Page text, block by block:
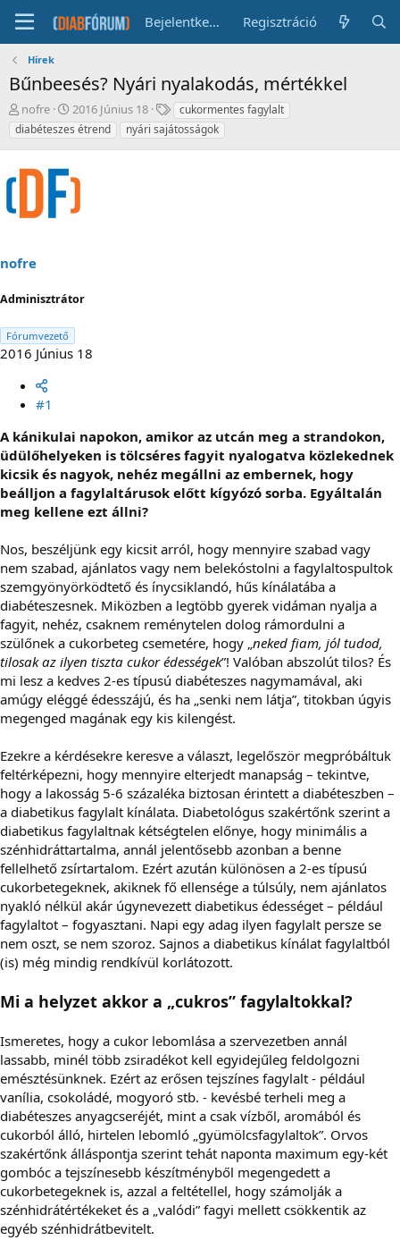
Bejelentkezés Regisztráció
Hírek
Bűnbeesés? Nyári nyalakodás, mértékkel
T
é
m
i
i
nofre
K
e
z
é
s
d
2016 Június 18
C
í
m
cukormentes fagylalt
diabéteszes étrend
nyári sajátosságok
nofre
Adminisztrátor
Fórumvezető
2016 Június 18
#1
A kánikulai napokon, amikor az utcán meg a strandokon,
üdülőhelyeken is tölcséres fagyit nyalogatva közlekednek
kicsik és nagyok, nehéz megállni az embernek, hogy
beálljon a fagylaltárusok előtt kígyózó sorba. Egyáltalán
meg kellene ezt állni?
Nos, beszéljünk egy kicsit arról, hogy mennyire szabad vagy
nem szabad, ajánlatos vagy nem belekóstolni a fagylaltospultok
szemgyönyörködtető és ínycsiklandó, hűs kínálatába a
diabéteszesnek. Miközben a legtöbb gyerek vidáman nyalja a
fagyit, nehéz, csaknem reménytelen dolog rámordulni a
szülőnek a cukorbeteg csemetére, hogy „ neked fiam, jól tudod,
tilosak az ilyen tiszta cukor édességek”! Valóban abszolút tilos? És
mi lesz a kedves 2-es típusú diabéteszes nagymamával, aki
amúgy eléggé édesszájú, és ha „senki nem látja”, titokban úgyis
megenged magának egy kis kilengést.
Ezekre a kérdésekre keresve a választ, legelőször megpróbáltuk
feltérképezni, hogy mennyire elterjedt manapság – tekintve,
hogy a lakosság 5-6 százaléka biztosan érintett a diabéteszben –
a diabetikus fagylalt kínálata. Diabetológus szakértőnk szerint a
diabetikus fagylaltnak kétségtelen előnye, hogy minimális a
szénhidráttartalma, annál jelentősebb azonban a benne
fellelhető zsírtartalom. Ezért azután különösen a 2-es típusú
cukorbetegeknek, akiknek fő ellensége a túlsúly, nem ajánlatos
nyakló nélkül akár úgynevezett diabetikus édességet – például
fagylaltot – fogyasztani. Napi egy adag ilyen fagylalt persze se
nem oszt, se nem szoroz. Sajnos a diabetikus kínálat fagylaltból
(is) még mindig rendkívül korlátozott.
Mi a helyzet akkor a „cukros” fagylaltokkal?
Ismeretes, hogy a cukor lebomlása a szervezetben annál
lassabb, minél több zsiradékot kell egyidejűleg feldolgozni
emésztésünknek. Ezért az erősen tejszínes fagylalt - például
vanília, csokoládé, mogyoró stb. - kevésbé terheli meg a
diabéteszes anyagcseréjét, mint a csak vízből, aromából és
cukorból álló, hirtelen lebomló „gyümölcsfagylaltok”. Orvos
szakértőnk álláspontja szerint tehát naponta maximum egy-két
gombóc a tejszínesebb készítményből megengedett a
cukorbetegeknek is, azzal a feltétellel, hogy számolják a
szénhidrátértékeket és a „valódi” fagyi mellett csökkentik az
egyéb szénhidrátbevitelt.